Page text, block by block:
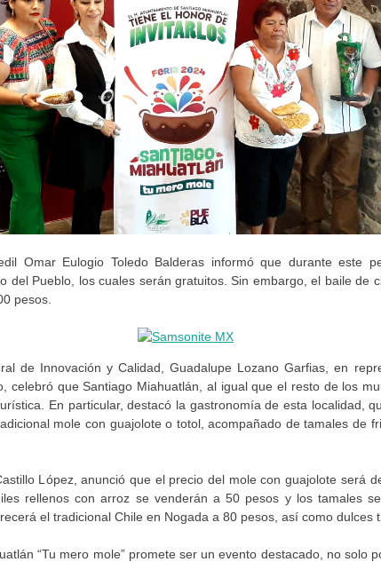
Omar Eulogio Toledo Balderas informó que durante este
del Pueblo, los cuales serán gratuitos. Sin embargo, el baile de
pesos.
de Innovación y Calidad, Guadalupe Lozano Garfias, en
celebró que Santiago Miahuatlán, al igual que el resto de los
En particular, destacó la gastronomía de esta localidad,
mole con guajolote o totol, acompañado de tamales de
López, anunció que el precio del mole con guajolote será
rellenos con arroz se venderán a 50 pesos y los tamales
el tradicional Chile en Nogada a 80 pesos, así como dulces
“Tu mero mole” promete ser un evento destacado, no solo